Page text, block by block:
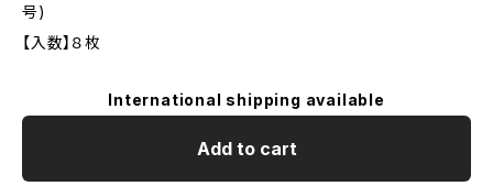
号)
【入数】８枚
International shipping available
Add to cart